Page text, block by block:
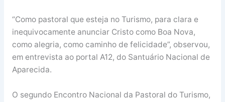
“Como pastoral que esteja no Turismo, para clara e
inequivocamente anunciar Cristo como Boa Nova,
como alegria, como caminho de felicidade”, observou,
em entrevista ao portal A12, do Santuário Nacional de
Aparecida.
O segundo Encontro Nacional da Pastoral do Turismo,